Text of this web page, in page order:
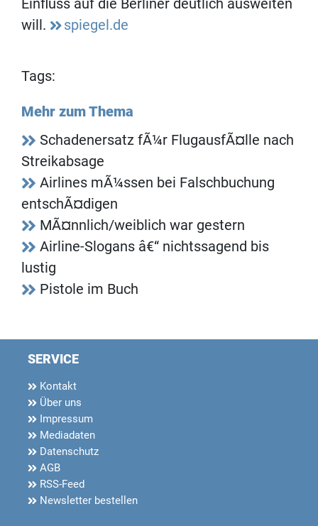
Einfluss auf die Berliner deutlich ausweiten
will.
spiegel.de
Tags:
Mehr zum Thema
Schadenersatz fÃ¼r FlugausfÃ¤lle nach
Streikabsage
Airlines mÃ¼ssen bei Falschbuchung
entschÃ¤digen
MÃ¤nnlich/weiblich war gestern
Airline-Slogans â€“ nichtssagend bis
lustig
Pistole im Buch
SERVICE
Kontakt
Über uns
Impressum
Mediadaten
Datenschutz
AGB
RSS-Feed
Newsletter bestellen